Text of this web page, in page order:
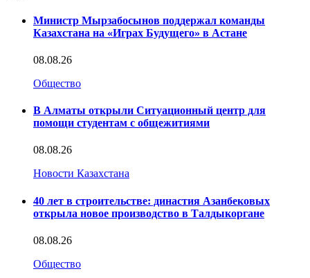
Министр Мырзабосынов поддержал команды
Казахстана на «Играх Будущего» в Астане
08.08.26
Общество
В Алматы открыли Ситуационный центр для
помощи студентам с общежитиями
08.08.26
Новости Казахстана
40 лет в строительстве: династия Азанбековых
открыла новое производство в Талдыкоргане
08.08.26
Общество